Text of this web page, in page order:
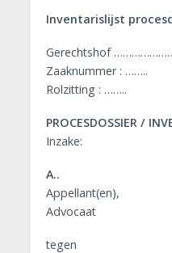
Inventarislijst
Gerechtshof
Zaaknummer : ……..
Rolzitting : ……..
PROCESDOSSIER /
Inzake:
A..
Appellant(en),
Advocaat
tegen